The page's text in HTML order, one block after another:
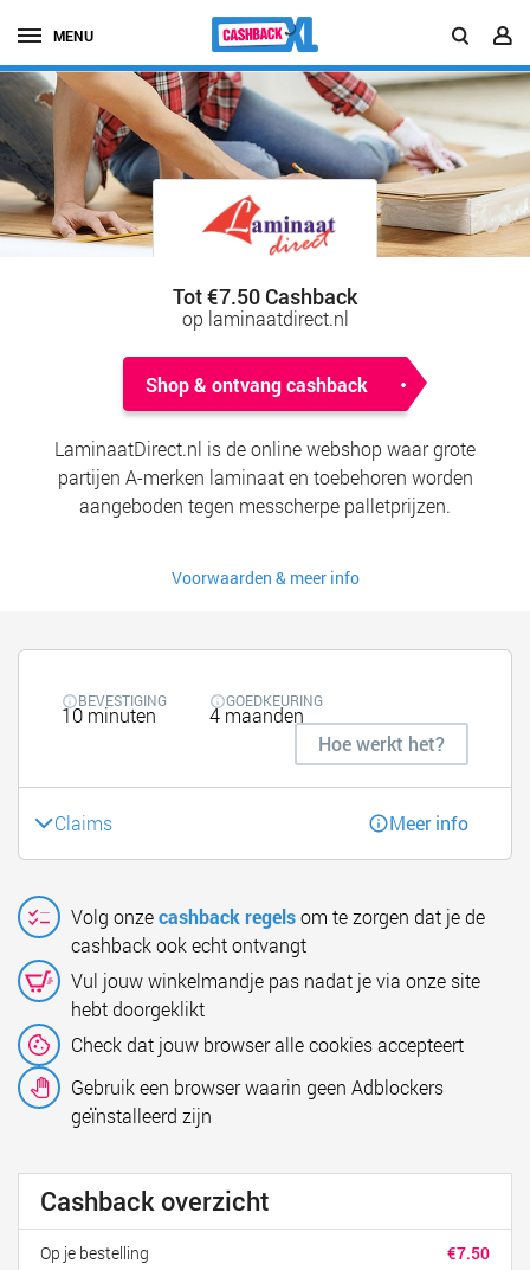
MENU
Tot €7.50 Cashback
op laminaatdirect.nl
Shop & ontvang cashback
LaminaatDirect.nl is de online webshop waar grote
partijen A-merken laminaat en toebehoren worden
aangeboden tegen messcherpe palletprijzen.
Voorwaarden & meer info
BEVESTIGING
10 minuten
GOEDKEURING
4 maanden
Hoe werkt het?
Claims Meer info
Volg onzecashback regelsom te zorgen dat je de
cashback ook echt ontvangt
Vul jouw winkelmandje pas nadat je via onze site
hebt doorgeklikt
Check dat jouw browser alle cookies accepteert
Gebruik een browser waarin geen Adblockers
geïnstalleerd zijn
Cashback overzicht
€7.50
Op je bestelling